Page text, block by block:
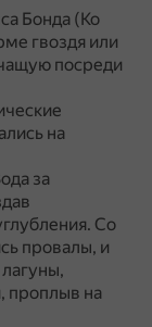
Бонда (Ко
гвоздя или
посреди
на
за
Со
провалы, и
проплыв на